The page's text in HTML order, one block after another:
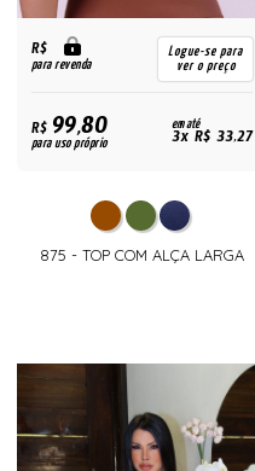
R$
para revenda
Logue-se para
ver o preço
R$99,80
para uso próprio
em até
3x R$ 33,27
875 - TOP COM ALÇA LARGA